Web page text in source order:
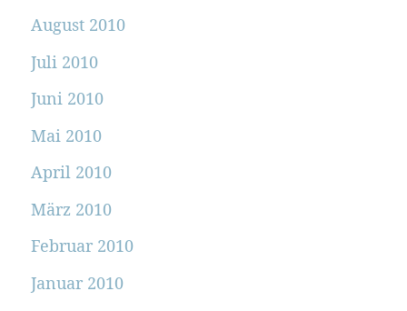
August 2010
Juli 2010
Juni 2010
Mai 2010
April 2010
März 2010
Februar 2010
Januar 2010